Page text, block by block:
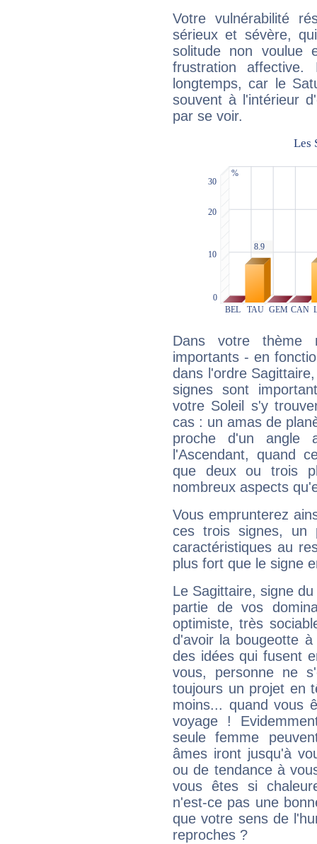
Votre vulnérabilité
sérieux et sévère,
solitude non voulue
frustration
longtemps, car le
souvent à l'intérieur
par se voir.
Dans votre thème
importants - en
dans l'ordre
signes sont
votre Soleil s'y
cas : un amas de
proche d'un
l'Ascendant, quand
que deux ou trois
nombreux aspects
Vous emprunterez
ces trois signes, un
caractéristiques au
plus fort que le signe
Le Sagittaire, signe
partie de vos
optimiste, très
d'avoir la bougeotte
des idées qui fusent
vous, personne ne
toujours un projet en
moins... quand vous
voyage !
seule femme
âmes iront jusqu'à
ou de tendance à
vous êtes si
n'est-ce pas une
que votre sens de
reproches ?